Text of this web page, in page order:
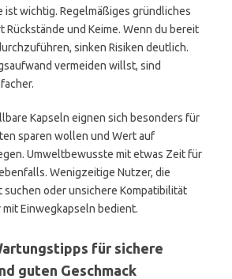
ist wichtig. Regelmäßiges gründliches
Rückstände und Keime. Wenn du bereit
sinken Risiken deutlich.
vermeiden willst, sind
Kapseln eignen sich besonders für
sparen wollen und Wert auf
Umweltbewusste mit etwas Zeit für
Wenigzeitige Nutzer, die
suchen oder unsichere Kompatibilität
mit Einwegkapseln bedient.
für sichere
guten Geschmack